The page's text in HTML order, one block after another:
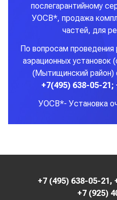
послегарантийному
УОСВ*, продажа
частей, для
По вопросам проведения
аэрационных установок
(Мытищинский район)
+7(495) 638-05-21;
УОСВ*- Установка
+7 (495) 638-05-21,
+7 (925)